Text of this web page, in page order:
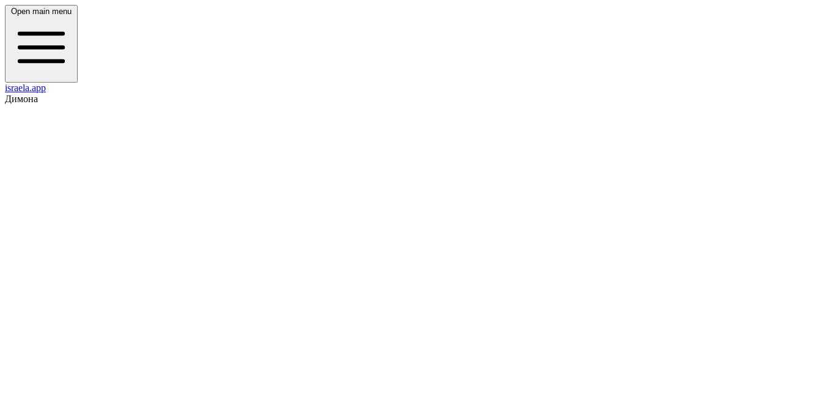
Open main menu
israela.app
Димона